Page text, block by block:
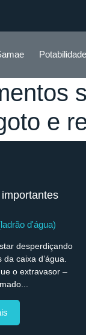
Potabilidade
e
d'água)
desperdiçando
caixa d’água.
o extravasor –